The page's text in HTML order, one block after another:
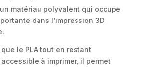
un matériau polyvalent qui occupe
dans l’impression 3D
le PLA tout en restant
à imprimer, il permet